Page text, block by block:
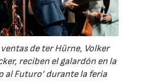
de ter Hürne, Volker
reciben el galardón en la
al Futuro’ durante la feria